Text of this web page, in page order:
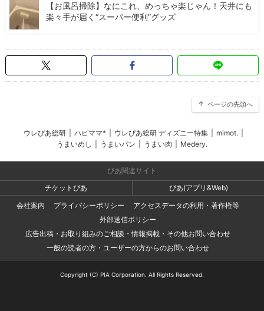
【お風呂掃除】なにこれ、めっちゃ楽じゃん！天井にも
楽々手が届く“スーパー便利”グッズ
ページの先頭へ
ウレぴあ総研 ハピママ* ウレぴあ総研 ディズニー特集 mimot.
うまいめし
うまいパン うまい肉 Medery.
ぴあ関連サイト
チケットぴあ
ぴあ(アプリ&Web)
会社案内
プライバシーポリシー
アクセスデータの利用・著作権等
外部送信ポリシー
広告出稿・お取り組みのご相談・情報掲載・その他お問い合わせ
一般の読者の方・ユーザーの方からのお問い合わせ
Copyright (C) PIA Corporation. All Rights Reserved.